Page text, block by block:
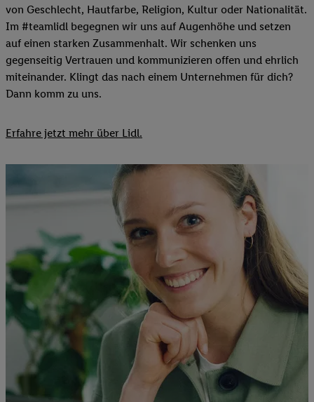
von Geschlecht, Hautfarbe, Religion, Kultur oder Nationalität.
Im #teamlidl begegnen wir uns auf Augenhöhe und setzen
auf einen starken Zusammenhalt. Wir schenken uns
gegenseitig Vertrauen und kommunizieren offen und ehrlich
miteinander. Klingt das nach einem Unternehmen für dich?
Dann komm zu uns.​
Erfahre jetzt mehr über Lidl.